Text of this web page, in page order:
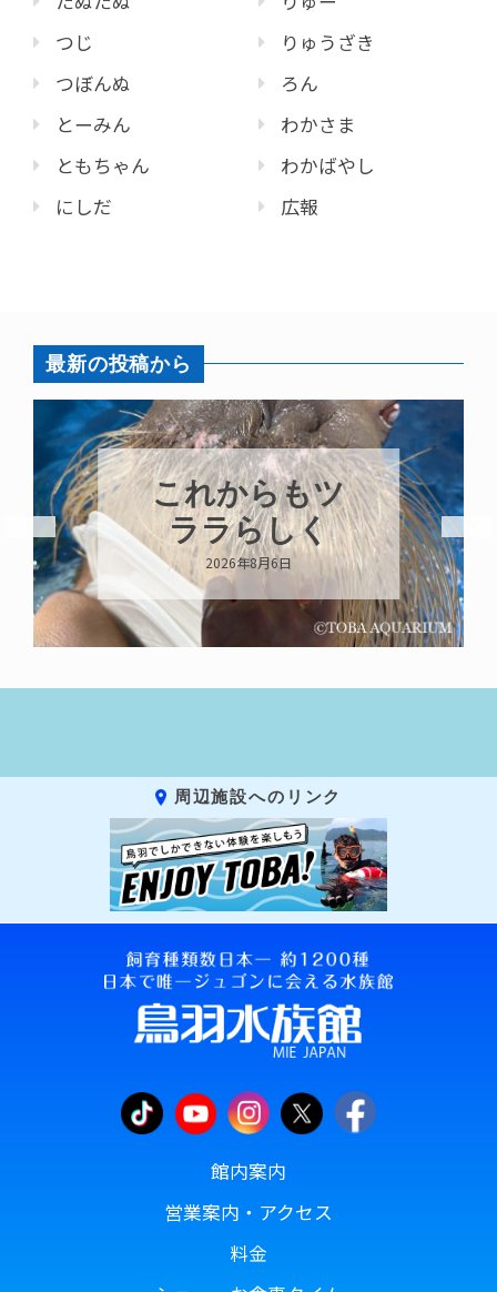
つじ
つぼんぬ
とーみん
ともちゃん
にしだ
りゅうざき
ろん
わかさま
わかばやし
広報
最新の投稿から
これからもツ
ララらしく
2026年8月6日
周辺施設へのリンク
館内案内
営業案内・アクセス
料金